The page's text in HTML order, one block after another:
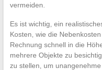
vermeiden.
Es ist wichtig, ein
Kosten, wie die
Rechnung schnell in die
mehrere Objekte zu
zu stellen, um